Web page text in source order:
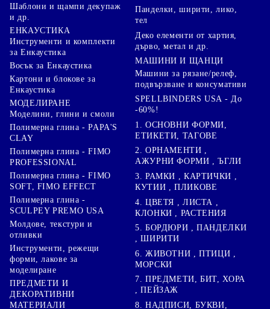
Шаблони и щампи декупаж
и др.
ЕНКАУСТИКА
Инструменти и комплекти
за Енкаустика
Восък за Енкаустика
Картони и блокове за
Енкаустика
МОДЕЛИРАНЕ
Моделини, глини и смоли
Полимерна глина - PAPA'S
CLAY
Полимерна глина - FIMO
PROFESSIONAL
Полимерна глина - FIMO
SOFT, FIMO EFFECT
Полимерна глина -
SCULPEY PREMO USA
Молдове, текстури и
отливки
Инструменти, режещи
форми, лакове за
моделиране
ПРЕДМЕТИ И
ДЕКОРАТИВНИ
МАТЕРИАЛИ
Панделки, ширити, лико,
тел
Деко елементи от хартия,
дърво, метал и др.
МАШИНИ И ЩАНЦИ
Машини за рязане/релеф,
подвързване и консумативи
SPELLBINDERS USA - До
-60%!
1. ОСНОВНИ ФОРМИ,
ЕТИКЕТИ, ТАГОВЕ
2. ОРНАМЕНТИ ,
АЖУРНИ ФОРМИ , ЪГЛИ
3. РАМКИ , КАРТИЧКИ ,
КУТИИ , ПЛИКОВЕ
4. ЦВЕТЯ , ЛИСТА ,
КЛОНКИ , РАСТЕНИЯ
5. БОРДЮРИ , ПАНДЕЛКИ
, ШИРИТИ
6. ЖИВОТНИ , ПТИЦИ ,
МОРСКИ
7. ПРЕДМЕТИ, БИТ, ХОРА
, ПЕЙЗАЖ
8. НАДПИСИ, БУКВИ,